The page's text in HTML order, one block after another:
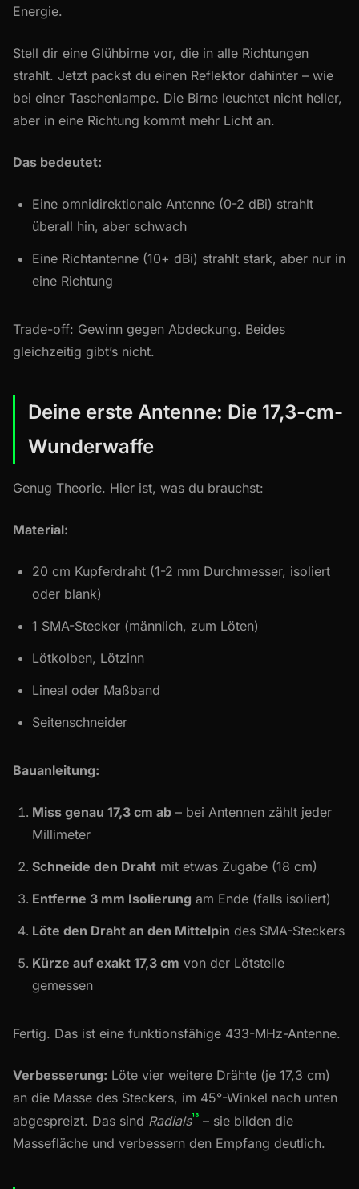
Energie.
Stell dir eine Glühbirne vor, die in alle Richtungen
strahlt. Jetzt packst du einen Reflektor dahinter – wie
bei einer Taschenlampe. Die Birne leuchtet nicht heller,
aber in eine Richtung kommt mehr Licht an.
Das bedeutet:
Eine omnidirektionale Antenne (0-2 dBi) strahlt
überall hin, aber schwach
Eine Richtantenne (10+ dBi) strahlt stark, aber nur in
eine Richtung
Trade-off: Gewinn gegen Abdeckung. Beides
gleichzeitig gibt’s nicht.
Deine erste Antenne: Die 17,3-cm-
Wunderwaffe
Genug Theorie. Hier ist, was du brauchst:
Material:
20 cm Kupferdraht (1-2 mm Durchmesser, isoliert
oder blank)
1 SMA-Stecker (männlich, zum Löten)
Lötkolben, Lötzinn
Lineal oder Maßband
Seitenschneider
Bauanleitung:
Miss genau 17,3 cm ab – bei Antennen zählt jeder
Millimeter
Schneide den Draht mit etwas Zugabe (18 cm)
Entferne 3 mm Isolierung am Ende (falls isoliert)
Löte den Draht an den Mittelpin des SMA-Steckers
Kürze auf exakt 17,3 cm von der Lötstelle
gemessen
Fertig. Das ist eine funktionsfähige 433-MHz-Antenne.
Verbesserung: Löte vier weitere Drähte (je 17,3 cm)
an die Masse des Steckers, im 45°-Winkel nach unten
abgespreizt. Das sind Radials¹³ – sie bilden die
Massefläche und verbessern den Empfang deutlich.